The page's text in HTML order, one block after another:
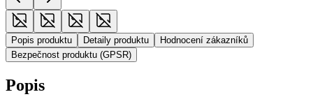
Popis produktu Detaily produktu
Hodnocení zákazníků
Bezpečnost produktu (GPSR)
Popis